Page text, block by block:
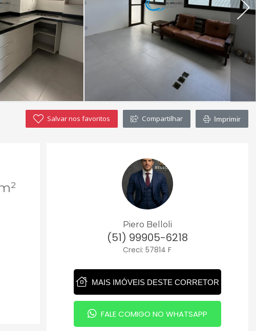
Salvar nos favoritos Compartilhar Imprimir
Piero Belloli
(51) 99905-6218
Creci: 57814 F
MAIS IMÓVEIS DESTE CORRETOR
FALE COMIGO NO WHATSAPP